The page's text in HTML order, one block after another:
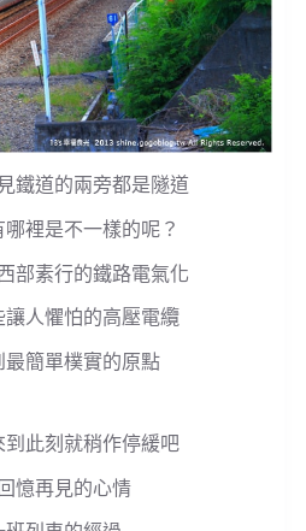
鐵道的兩旁都是隧道
裡是不一樣的呢？
部素行的鐵路電氣化
讓人懼怕的高壓電纜
最簡單樸實的原點
此刻就稍作停緩吧
憶再見的心情